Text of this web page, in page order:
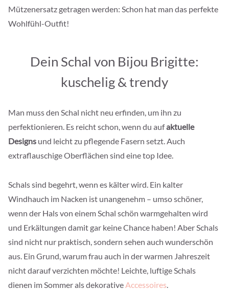
Mützenersatz getragen werden: Schon hat man das perfekte
Wohlfühl-Outfit!
Dein Schal von Bijou Brigitte:
kuschelig & trendy
Man muss den Schal nicht neu erfinden, um ihn zu
perfektionieren. Es reicht schon, wenn du aufaktuelle
Designs und leicht zu pflegende Fasern setzt. Auch
extraflauschige Oberflächen sind eine top Idee.
Schals sind begehrt, wenn es kälter wird. Ein kalter
Windhauch im Nacken ist unangenehm – umso schöner,
wenn der Hals von einem Schal schön warmgehalten wird
und Erkältungen damit gar keine Chance haben! Aber Schals
sind nicht nur praktisch, sondern sehen auch wunderschön
aus. Ein Grund, warum frau auch in der warmen Jahreszeit
nicht darauf verzichten möchte! Leichte, luftige Schals
dienen im Sommer als dekorativeAccessoires.